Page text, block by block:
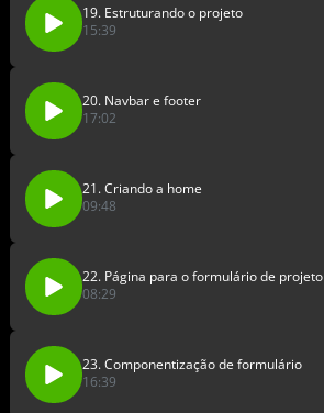
19. Estruturando o projeto
15:39
20. Navbar e footer
17:02
21. Criando a home
09:48
22. Página para o formulário de projeto
08:29
23. Componentização de formulário
16:39